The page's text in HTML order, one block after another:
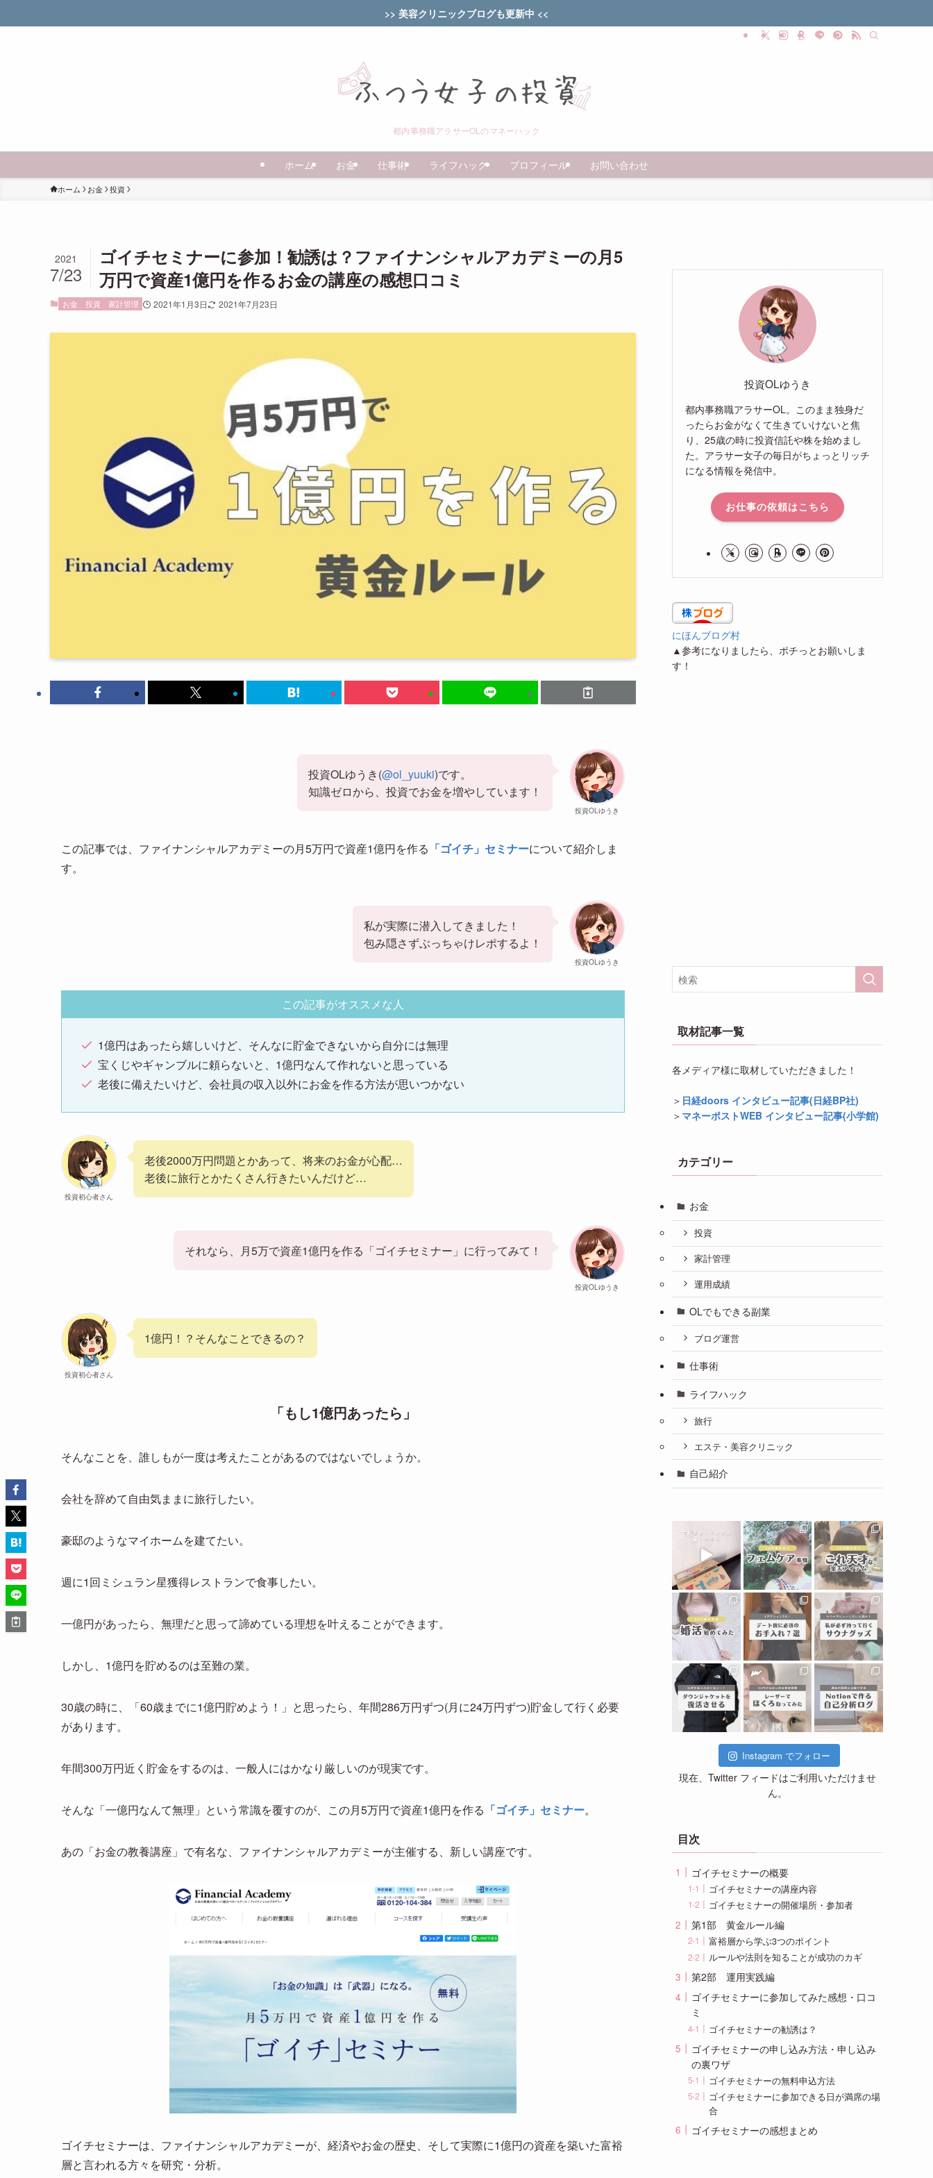
>> 美容クリニックブログも更新中 <<
都内事務職アラサーOLのマネーハック
ホーム お金 仕事術 ライフハック プロフィール お問い合わせ
ホーム お金 投資
ゴイチセミナーに参加！勧誘は？ファイナンシャルアカデミーの月5
万円で資産1億円を作るお金の講座の感想口コミ
2021
7/23
お金 投資 家計管理 2021年1月3日 2021年7月23日
投資OLゆうき
投資OLゆうき(@ol_yuuki)です。
知識ゼロから、投資でお金を増やしています！
この記事では、ファイナンシャルアカデミーの月5万円で資産1億円を作る 「ゴイチ」セミナーについて紹介しま
す。
投資OLゆうき
私が実際に潜入してきました！
包み隠さずぶっちゃけレポするよ！
この記事がオススメな人
1億円はあったら嬉しいけど、そんなに貯金できないから自分には無理
宝くじやギャンブルに頼らないと、1億円なんて作れないと思っている
老後に備えたいけど、会社員の収入以外にお金を作る方法が思いつかない
投資初心者さん
老後2000万円問題とかあって、将来のお金が心配…
老後に旅行とかたくさん行きたいんだけど…
投資OLゆうき
それなら、月5万で資産1億円を作る「ゴイチセミナー」に行ってみて！
投資初心者さん
1億円！？そんなことできるの？
「もし1億円あったら」
そんなことを、誰しもが一度は考えたことがあるのではないでしょうか。
会社を辞めて自由気ままに旅行したい。
豪邸のようなマイホームを建てたい。
週に1回ミシュラン星獲得レストランで食事したい。
一億円があったら、無理だと思って諦めている理想を叶えることができます。
しかし、1億円を貯めるのは至難の業。
30歳の時に、「60歳までに1億円貯めよう！」と思ったら、年間286万円ずつ(月に24万円ずつ)貯金して行く必要
があります。
年間300万円近く貯金をするのは、一般人にはかなり厳しいのが現実です。
そんな「一億円なんて無理」という常識を覆すのが、この月5万円で資産1億円を作る 「ゴイチ」セミナー。
あの「お金の教養講座」で有名な、ファイナンシャルアカデミーが主催する、新しい講座です。
ゴイチセミナーは、ファイナンシャルアカデミーが、経済やお金の歴史、そして実際に1億円の資産を築いた富裕
層と言われる方々を研究・分析。
投資OLゆうき
都内事務職アラサーOL。このまま独身だ
ったらお金がなくて生きていけないと焦
り、25歳の時に投資信託や株を始めまし
た。アラサー女子の毎日がちょっとリッチ
になる情報を発信中。
お仕事の依頼はこちら
にほんブログ村
▲参考になりましたら、ポチっとお願いしま
す！
取材記事一覧
各メディア様に取材していただきました！
＞ 日経doors インタビュー記事(日経BP社)
＞ マネーポストWEB インタビュー記事(小学館)
カテゴリー
お金
投資
家計管理
運用成績
OLでもできる副業
ブログ運営
仕事術
ライフハック
旅行
エステ・美容クリニック
自己紹介
Instagram でフォロー
現在、Twitter フィードはご利用いただけませ
ん。
目次
ゴイチセミナーの概要
ゴイチセミナーの講座内容
ゴイチセミナーの開催場所・参加者
第1部 黄金ルール編
富裕層から学ぶ3つのポイント
ルールや法則を知ることが成功のカギ
第2部 運用実践編
ゴイチセミナーに参加してみた感想・口コ
ミ
ゴイチセミナーの勧誘は？
ゴイチセミナーの申し込み方法・申し込み
の裏ワザ
ゴイチセミナーの無料申込方法
ゴイチセミナーに参加できる日が満席の場
合
ゴイチセミナーの感想まとめ